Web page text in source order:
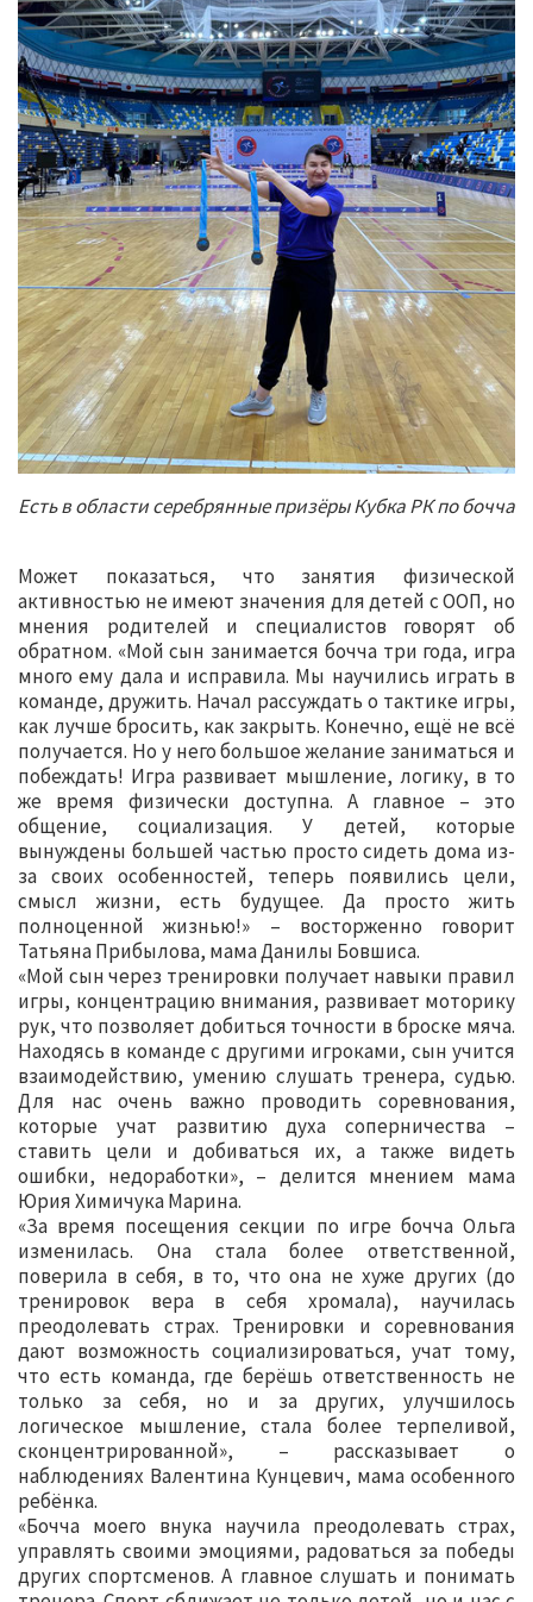
Есть в области серебрянные призёры Кубка РК по бочча
Может показаться, что занятия физической
активностью не имеют значения для детей с ООП, но
мнения родителей и специалистов говорят об
обратном. «Мой сын занимается бочча три года, игра
много ему дала и исправила. Мы научились играть в
команде, дружить. Начал рассуждать о тактике игры,
как лучше бросить, как закрыть. Конечно, ещё не всё
получается. Но у него большое желание заниматься и
побеждать! Игра развивает мышление, логику, в то
же время физически доступна. А главное – это
общение, социализация. У детей, которые
вынуждены большей частью просто сидеть дома из-
за своих особенностей, теперь появились цели,
смысл жизни, есть будущее. Да просто жить
полноценной жизнью!» – восторженно говорит
Татьяна Прибылова, мама Данилы Бовшиса.
«Мой сын через тренировки получает навыки правил
игры, концентрацию внимания, развивает моторику
рук, что позволяет добиться точности в броске мяча.
Находясь в команде с другими игроками, сын учится
взаимодействию, умению слушать тренера, судью.
Для нас очень важно проводить соревнования,
которые учат развитию духа соперничества –
ставить цели и добиваться их, а также видеть
ошибки, недоработки», – делится мнением мама
Юрия Химичука Марина.
«За время посещения секции по игре бочча Ольга
изменилась. Она стала более ответственной,
поверила в себя, в то, что она не хуже других (до
тренировок вера в себя хромала), научилась
преодолевать страх. Тренировки и соревнования
дают возможность социализироваться, учат тому,
что есть команда, где берёшь ответственность не
только за себя, но и за других, улучшилось
логическое мышление, стала более терпеливой,
сконцентрированной», – рассказывает о
наблюдениях Валентина Кунцевич, мама особенного
ребёнка.
«Бочча моего внука научила преодолевать страх,
управлять своими эмоциями, радоваться за победы
других спортсменов. А главное слушать и понимать